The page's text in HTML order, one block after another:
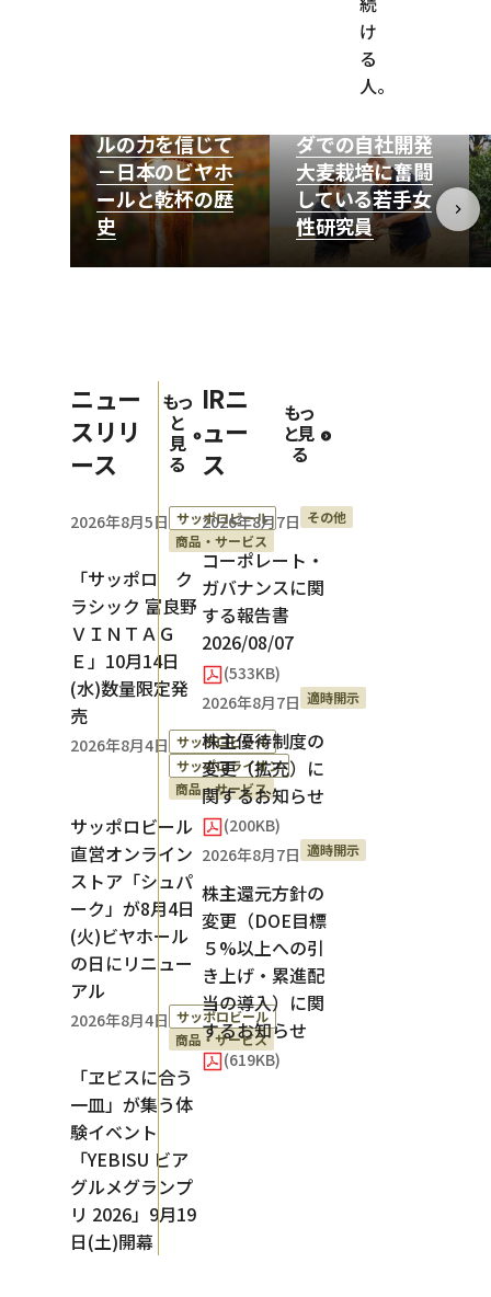
け
る
人。
ルの力を信じて
－日本のビヤホ
ールと乾杯の歴
史
気候変動から大
ダでの自社開発
大麦栽培に奮闘
している若手女
性研究員
ニュー
スリリ
ース
もっ
と
見
る
2026年8月5日 サッポロビール
商品・サービス
「サッポロ ク
ラシック 富良野
ＶＩＮＴＡＧ
Ｅ」10月14日
(水)数量限定発
売
2026年8月4日 サッポロビール
サッポロライオン
商品・サービス
サッポロビール
直営オンライン
ストア「シュパ
ーク」が8月4日
(火)ビヤホール
の日にリニュー
アル
2026年8月4日 サッポロビール
商品・サービス
「ヱビスに合う
一皿」が集う体
験イベント
「YEBISU ビア
グルメグランプ
リ 2026」9月19
日(土)開幕
IRニ
ュー
ス
もっ
と見
る
2026年8月7日 その他
コーポレート・
ガバナンスに関
する報告書
2026/08/07
(533KB)
2026年8月7日 適時開示
株主優待制度の
変更（拡充）に
関するお知らせ
(200KB)
2026年8月7日 適時開示
株主還元方針の
変更（DOE目標
５%以上への引
き上げ・累進配
当の導入）に関
するお知らせ
(619KB)